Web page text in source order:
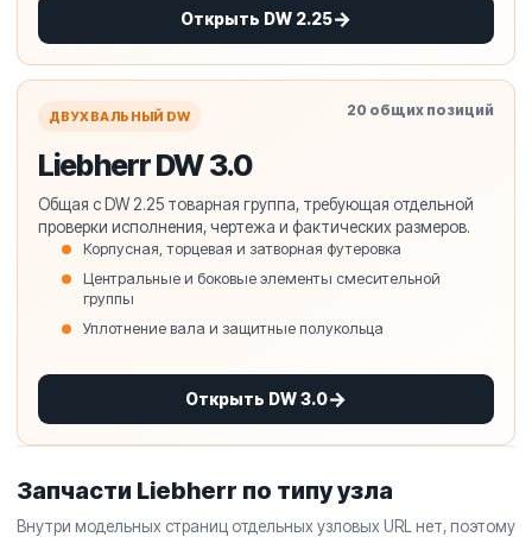
Открыть DW 2.25
ДВУХВАЛЬНЫЙ DW 20 общих позиций
Liebherr DW 3.0
Общая с DW 2.25 товарная группа, требующая отдельной
проверки исполнения, чертежа и фактических размеров.
Корпусная, торцевая и затворная футеровка
Центральные и боковые элементы смесительной
группы
Уплотнение вала и защитные полукольца
Открыть DW 3.0
Запчасти Liebherr по типу узла
Внутри модельных страниц отдельных узловых URL нет, поэтому